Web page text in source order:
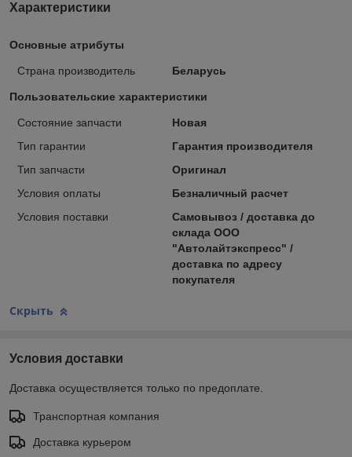
Характеристики
Основные атрибуты
Страна производитель Беларусь
Пользовательские характеристики
Состояние запчасти
Новая
Тип гарантии
Гарантия производителя
Тип запчасти
Оригинал
Условия оплаты
Безналичный расчет
Условия поставки
Самовывоз / доставка до
склада ООО
"Автолайтэкспресс" /
доставка по адресу
покупателя
Скрыть
Условия доставки
Доставка осуществляется только по предоплате.
Транспортная компания
Доставка курьером